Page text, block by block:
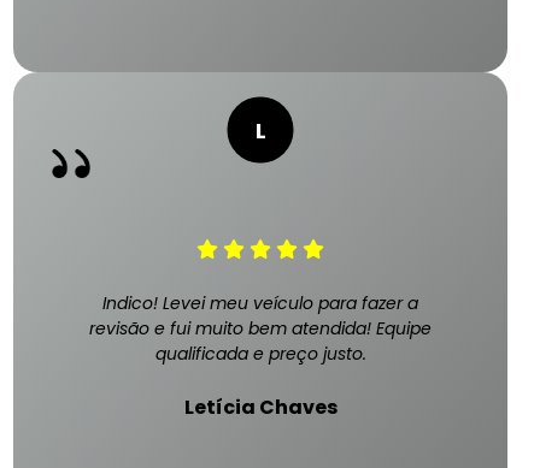
Indico! Levei meu veículo para fazer a
revisão e fui muito bem atendida! Equipe
qualificada e preço justo.
Letícia Chaves